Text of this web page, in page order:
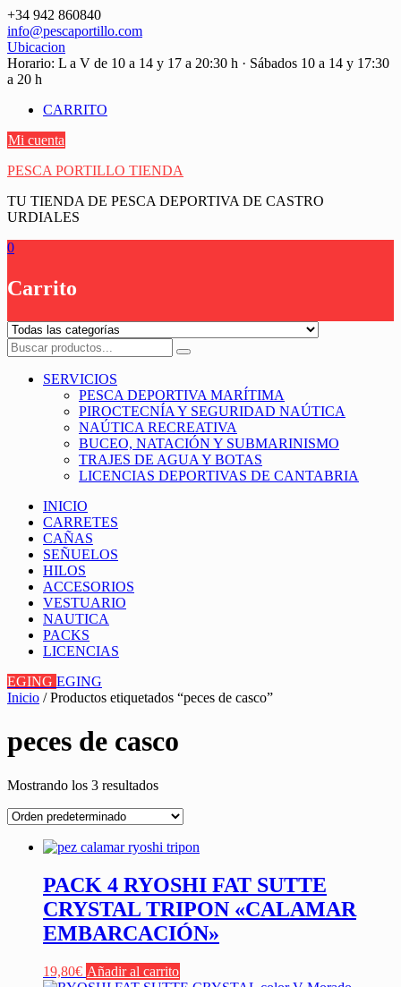
Saltar
contenido
+34 942 860840
info@pescaportillo.com
Ubicacion
Horario: L a V de 10 a 14 y 17 a 20:30 h · Sábados 10 a 14 y 17:30
a 20 h
CARRITO
Mi cuenta
PESCA PORTILLO TIENDA
TU TIENDA DE PESCA DEPORTIVA DE CASTRO
URDIALES
0
Carrito
SERVICIOS
PESCA DEPORTIVA MARÍTIMA
PIROCTECNÍA Y SEGURIDAD NAÚTICA
NAÚTICA RECREATIVA
BUCEO, NATACIÓN Y SUBMARINISMO
TRAJES DE AGUA Y BOTAS
LICENCIAS DEPORTIVAS DE CANTABRIA
INICIO
CARRETES
CAÑAS
SEÑUELOS
HILOS
ACCESORIOS
VESTUARIO
NAUTICA
PACKS
LICENCIAS
EGING EGING
Inicio / Productos etiquetados “peces de casco”
peces de casco
Mostrando los 3 resultados
PACK 4 RYOSHI FAT SUTTE
CRYSTAL TRIPON «CALAMAR
EMBARCACIÓN»
19,80€ Añadir al carrito